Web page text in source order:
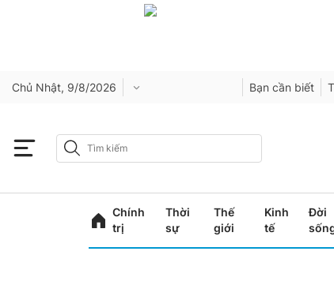
Chủ Nhật, 9/8/2026 Bạn cần biết
Chính
trị
Thời
sự
Thế
giới
Kinh
tế
Đời